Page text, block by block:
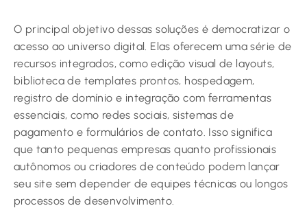
O principal objetivo dessas soluções é democratizar o
acesso ao universo digital. Elas oferecem uma série de
recursos integrados, como edição visual de layouts,
biblioteca de templates prontos, hospedagem,
registro de domínio e integração com ferramentas
essenciais, como redes sociais, sistemas de
pagamento e formulários de contato. Isso significa
que tanto pequenas empresas quanto profissionais
autônomos ou criadores de conteúdo podem lançar
seu site sem depender de equipes técnicas ou longos
processos de desenvolvimento.